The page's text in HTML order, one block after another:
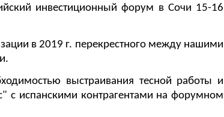
инвестиционный форум в Сочи 15-16
в 2019 г. перекрестного между нашими
выстраивания тесной работы и
с испанскими контрагентами на форумном